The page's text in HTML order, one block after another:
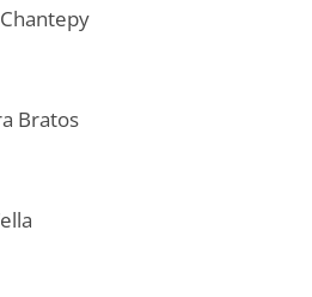
Bratos